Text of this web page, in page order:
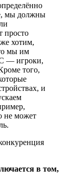
мы должны
просто
хотим,
мы им
— игроки,
того,
и
не может
в том,